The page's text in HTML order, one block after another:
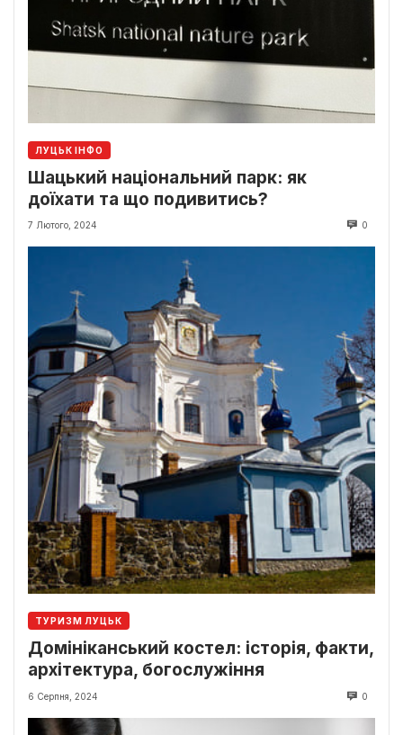
ЛУЦЬК ІНФО
Шацький національний парк: як
доїхати та що подивитись?
7 Лютого, 2024 0
ТУРИЗМ ЛУЦЬК
Домініканський костел: історія, факти,
архітектура, богослужіння
6 Серпня, 2024 0